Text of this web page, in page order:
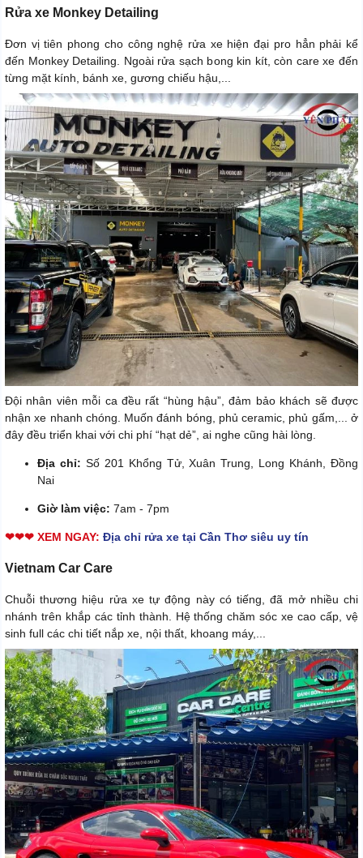
Rửa xe Monkey Detailing
Đơn vị tiên phong cho công nghệ rửa xe hiện đại pro hẳn phải kể
đến Monkey Detailing. Ngoài rửa sạch bong kin kít, còn care xe đến
từng mặt kính, bánh xe, gương chiếu hậu,...
Đội nhân viên mỗi ca đều rất “hùng hậu”, đảm bảo khách sẽ được
nhận xe nhanh chóng. Muốn đánh bóng, phủ ceramic, phủ gấm,... ở
đây đều triển khai với chi phí “hạt dẻ”, ai nghe cũng hài lòng.
Địa chỉ: Số 201 Khổng Tử, Xuân Trung, Long Khánh, Đồng
Nai
Giờ làm việc: 7am - 7pm
❤❤❤ XEM NGAY: Địa chỉ rửa xe tại Cần Thơ siêu uy tín
Vietnam Car Care
Chuỗi thương hiệu rửa xe tự động này có tiếng, đã mở nhiều chi
nhánh trên khắp các tỉnh thành. Hệ thống chăm sóc xe cao cấp, vệ
sinh full các chi tiết nắp xe, nội thất, khoang máy,...